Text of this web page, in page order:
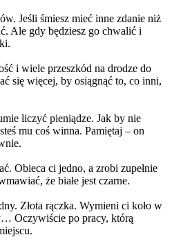
Jeśli śmiesz mieć inne zdanie niż
Ale gdy będziesz go chwalić i
i wiele przeszkód na drodze do
się więcej, by osiągnąć to, co inni,
liczyć pieniądze. Jak by nie
mu coś winna. Pamiętaj – on
Obieca ci jedno, a zrobi zupełnie
że białe jest czarne.
Złota rączka. Wymieni ci koło w
Oczywiście po pracy, którą